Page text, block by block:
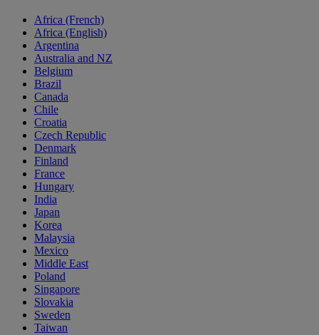
Africa (French)
Africa (English)
Argentina
Australia and NZ
Belgium
Brazil
Canada
Chile
Croatia
Czech Republic
Denmark
Finland
France
Hungary
India
Japan
Korea
Malaysia
Mexico
Middle East
Poland
Singapore
Slovakia
Sweden
Taiwan